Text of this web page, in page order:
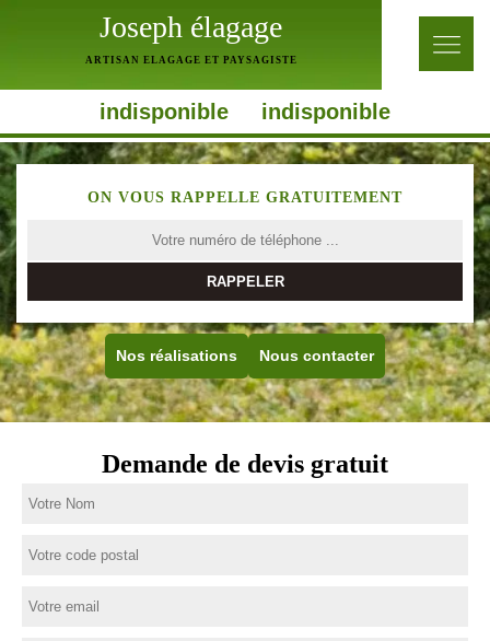
Joseph élagage
ARTISAN ELAGAGE ET PAYSAGISTE
indisponible indisponible
ON VOUS RAPPELLE GRATUITEMENT
Nos réalisations Nous contacter
Demande de devis gratuit